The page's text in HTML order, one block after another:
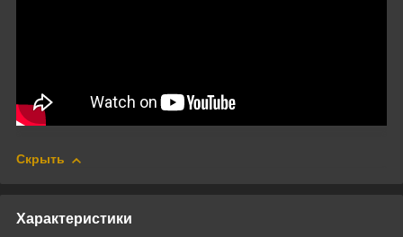
Скрыть
Характеристики